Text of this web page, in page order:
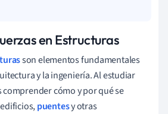
en Estructuras
son elementos fundamentales
y la ingeniería. Al estudiar
comprender cómo y por qué se
puentesy otras